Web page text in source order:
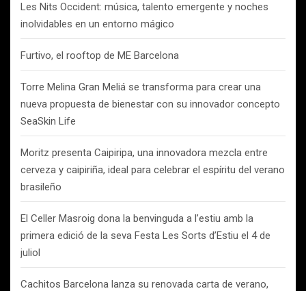
Les Nits Occident: música, talento emergente y noches
inolvidables en un entorno mágico
Furtivo, el rooftop de ME Barcelona
Torre Melina Gran Meliá se transforma para crear una
nueva propuesta de bienestar con su innovador concepto
SeaSkin Life
Moritz presenta Caipiripa, una innovadora mezcla entre
cerveza y caipiriña, ideal para celebrar el espíritu del verano
brasileño
El Celler Masroig dona la benvinguda a l’estiu amb la
primera edició de la seva Festa Les Sorts d’Estiu el 4 de
juliol
Cachitos Barcelona lanza su renovada carta de verano,